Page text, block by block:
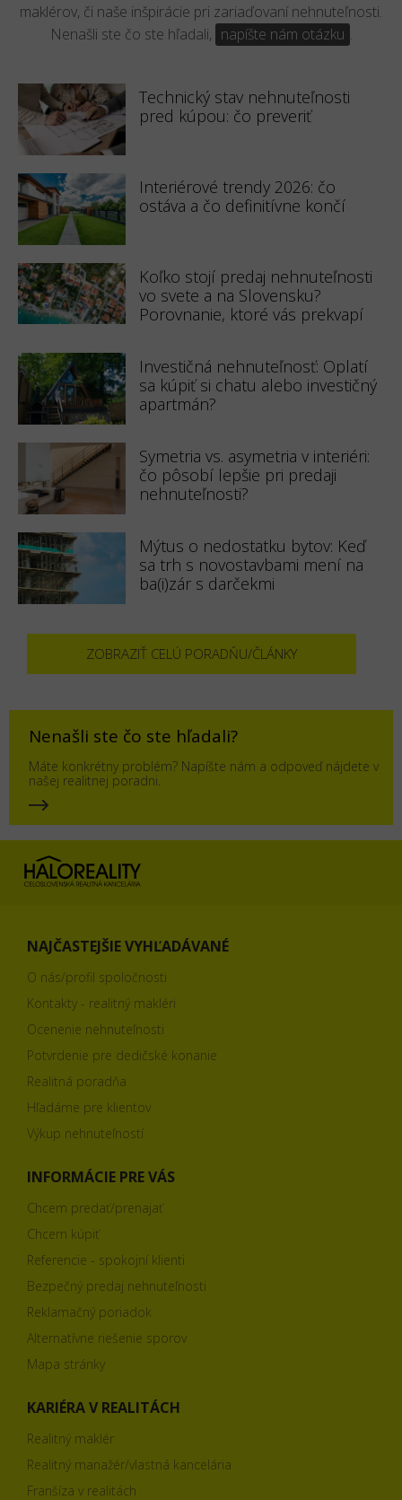
maklérov, či naše inšpirácie pri zariaďovaní nehnuteľnosti.
Nenašli ste čo ste hľadali, napíšte nám otázku .
Technický stav nehnuteľnosti
pred kúpou: čo preveriť
Interiérové trendy 2026: čo
ostáva a čo definitívne končí
Koľko stojí predaj nehnuteľnosti
vo svete a na Slovensku?
Porovnanie, ktoré vás prekvapí
Investičná nehnuteľnosť: Oplatí
sa kúpiť si chatu alebo investičný
apartmán?
Symetria vs. asymetria v interiéri:
čo pôsobí lepšie pri predaji
nehnuteľnosti?
Mýtus o nedostatku bytov: Keď
sa trh s novostavbami mení na
ba(i)zár s darčekmi
ZOBRAZIŤ CELÚ PORADŇU/ČLÁNKY
Nenašli ste čo ste hľadali?
Máte konkrétny problém? Napíšte nám a odpoveď nájdete v
našej realitnej poradni.
NAJČASTEJŠIE VYHĽADÁVANÉ
O nás/profil spoločnosti
Kontakty - realitný makléri
Ocenenie nehnuteľnosti
Potvrdenie pre dedičské konanie
Realitná poradňa
Hľadáme pre klientov
Výkup nehnuteľností
INFORMÁCIE PRE VÁS
Chcem predať/prenajať
Chcem kúpiť
Referencie - spokojní klienti
Bezpečný predaj nehnuteľnosti
Reklamačný poriadok
Alternatívne riešenie sporov
Mapa stránky
KARIÉRA V REALITÁCH
Realitný maklér
Realitný manažér/vlastná kancelária
Franšíza v realitách